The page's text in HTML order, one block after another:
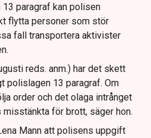
paragraf kan polisen
flytta personer som stör
fall transportera aktivister
reds. anm.) har det skett
polislagen 13 paragraf. Om
order och det olaga intrånget
för brott, säger hon.
Mann att polisens uppgift